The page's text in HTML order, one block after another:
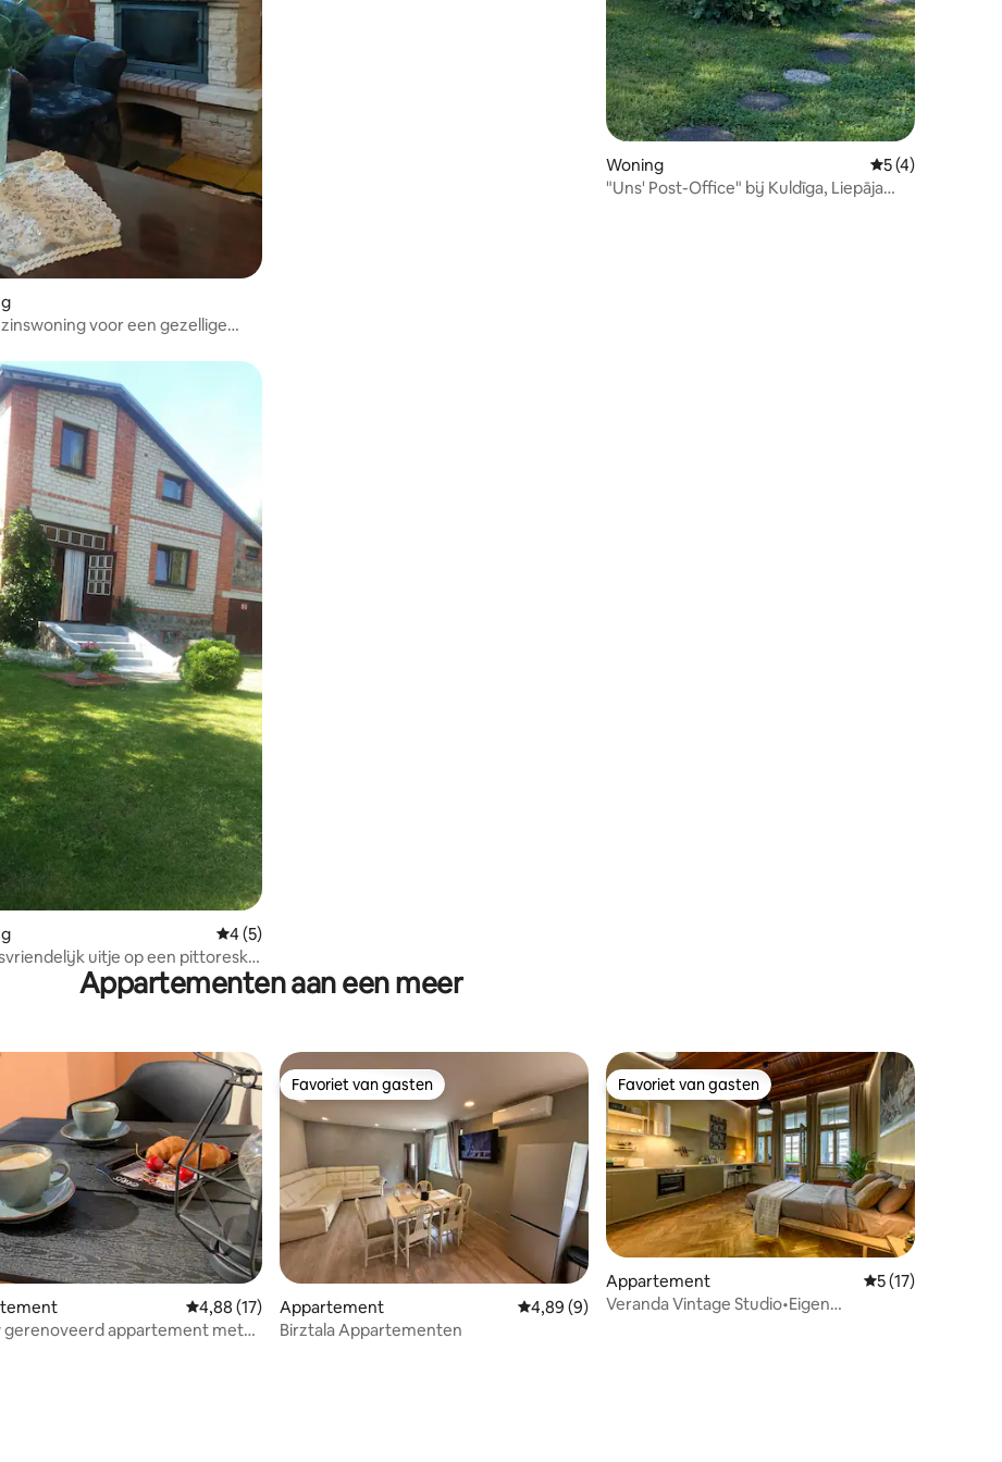
voor een gezellige
Woning Gemiddelde
5 (4)
"Uns' Post-Office" bij Kuldīga, Liepāja
Gemiddelde beoordeling van 4 uit 5, 5 recensies
4 (5)
uitje op een pittoreske
en een knus huis.Appartementen aan een meer
Gemiddelde beoordeling van 4,88 uit 5, 17 recensies
4,88 (17)
gerenoveerd appartement met
Favoriet van gasten
Favoriet van gasten
Appartement Gemiddelde beoordeling van 4,89 uit 5, 9 recensies
4,89 (9)
Birztala Appartementen
Favoriet van gasten
Favoriet van gasten
Appartement Gemiddelde
5 (17)
Veranda Vintage Studio•Eigen